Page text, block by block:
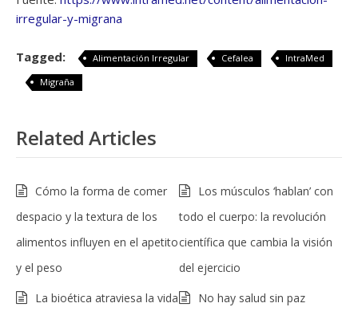
irregular-y-migrana
Tagged: Alimentación Irregular Cefalea
IntraMed
Migraña
Related Articles
Cómo la forma de comer
despacio y la textura de los
alimentos influyen en el apetito
y el peso
Los músculos ‘hablan’ con
todo el cuerpo: la revolución
científica que cambia la visión
del ejercicio
La bioética atraviesa la vida
No hay salud sin paz